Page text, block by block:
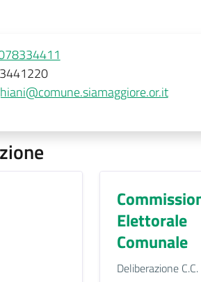
Elettorale
Comunale
Deliberazione